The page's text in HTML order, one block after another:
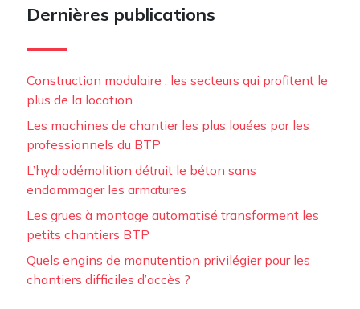
Dernières publications
Construction modulaire : les secteurs qui profitent le
plus de la location
Les machines de chantier les plus louées par les
professionnels du BTP
L’hydrodémolition détruit le béton sans
endommager les armatures
Les grues à montage automatisé transforment les
petits chantiers BTP
Quels engins de manutention privilégier pour les
chantiers difficiles d’accès ?